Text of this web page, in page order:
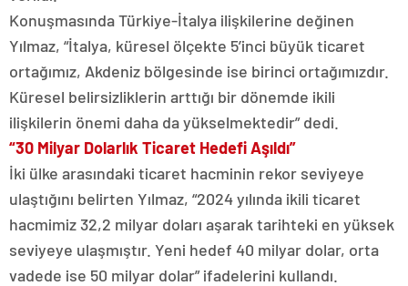
Konuşmasında Türkiye-İtalya ilişkilerine değinen
Yılmaz, “İtalya, küresel ölçekte 5’inci büyük ticaret
ortağımız, Akdeniz bölgesinde ise birinci ortağımızdır.
Küresel belirsizliklerin arttığı bir dönemde ikili
ilişkilerin önemi daha da yükselmektedir” dedi.
“30 Milyar Dolarlık Ticaret Hedefi Aşıldı”
İki ülke arasındaki ticaret hacminin rekor seviyeye
ulaştığını belirten Yılmaz, “2024 yılında ikili ticaret
hacmimiz 32,2 milyar doları aşarak tarihteki en yüksek
seviyeye ulaşmıştır. Yeni hedef 40 milyar dolar, orta
vadede ise 50 milyar dolar” ifadelerini kullandı.